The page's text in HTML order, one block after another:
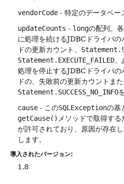
vendorCode - 特定のデータベー
updateCounts - longの配列。
に処理を続けるJDBCドライバ
ドの更新カウント、
Statement.EXECUTE_FAILED
処理を停止するJDBCドライバ
ドの、失敗前の更新カウントま
Statement.SUCCESS_NO_INFO
cause - このSQLExceptionの基
getCause() メソッドで取得す
が許可されており、原因が存在
します。
導入されたバージョン:
1.8